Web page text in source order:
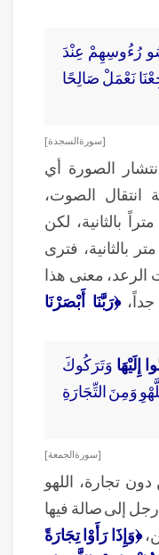
رُءُوسِهِمْ عِنْدَ
نَعْمَلْ صَالِحًا
[ سورة السجدة ]
الصورة أي
الصوت،
بالثانية، لكن
بالثانية، فترى
معنى هذا
جداً،﴿رَبَّنَا أَبْصَرْنَا
إِلَيْهَا وَتَرَكُوكَ
وَمِنَ التِّجَارَةِ
[ سورة الجمعة ]
دون تجارة، اللهو
إلى صالة فيها
﴿وَإِذَا رَأَوْا تِجَارَةً